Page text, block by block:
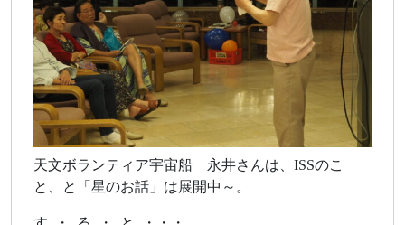
天文ボランティア宇宙船 永井さんは、ISSのこ
と、と「星のお話」は展開中～。